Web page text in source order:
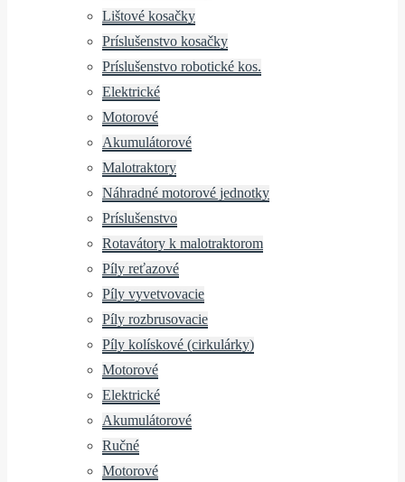
Lištové kosačky
Príslušenstvo kosačky
Príslušenstvo robotické kos.
Elektrické
Motorové
Akumulátorové
Malotraktory
Náhradné motorové jednotky
Príslušenstvo
Rotavátory k malotraktorom
Píly reťazové
Píly vyvetvovacie
Píly rozbrusovacie
Píly kolískové (cirkulárky)
Motorové
Elektrické
Akumulátorové
Ručné
Motorové